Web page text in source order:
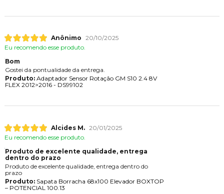
Anônimo 20/10/2025
Eu recomendo esse produto.
Bom
Gostei da pontualidade da entrega.
Produto:Adaptador Sensor Rotação GM S10 2.4 8V
FLEX 2012>2016 - DS99102
Alcides M. 20/01/2025
Eu recomendo esse produto.
Produto de excelente qualidade, entrega
dentro do prazo
Produto de excelente qualidade, entrega dentro do
prazo
Produto:Sapata Borracha 68x100 Elevador BOXTOP
– POTENCIAL 100.13